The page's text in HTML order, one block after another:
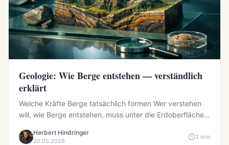
Geologie: Wie Berge entstehen — verständlich
erklärt
Welche Kräfte Berge tatsächlich formen Wer verstehen
will, wie Berge entstehen, muss unter die Erdoberfläche
Herbert Hindringer
20.05.2026
3 min